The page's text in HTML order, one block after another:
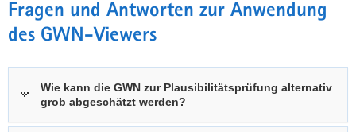
Fragen und Antworten zur Anwendung
des GWN-Viewers
Wie kann die GWN zur Plausibilitätsprüfung alternativ
grob abgeschätzt werden?